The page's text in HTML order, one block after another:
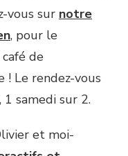
vous sur notre
, pour le
de
! Le rendez-vous
samedi sur 2.
et moi-